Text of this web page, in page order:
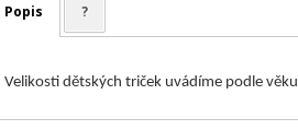
Popis ?
Velikosti dětských triček uvádíme podle